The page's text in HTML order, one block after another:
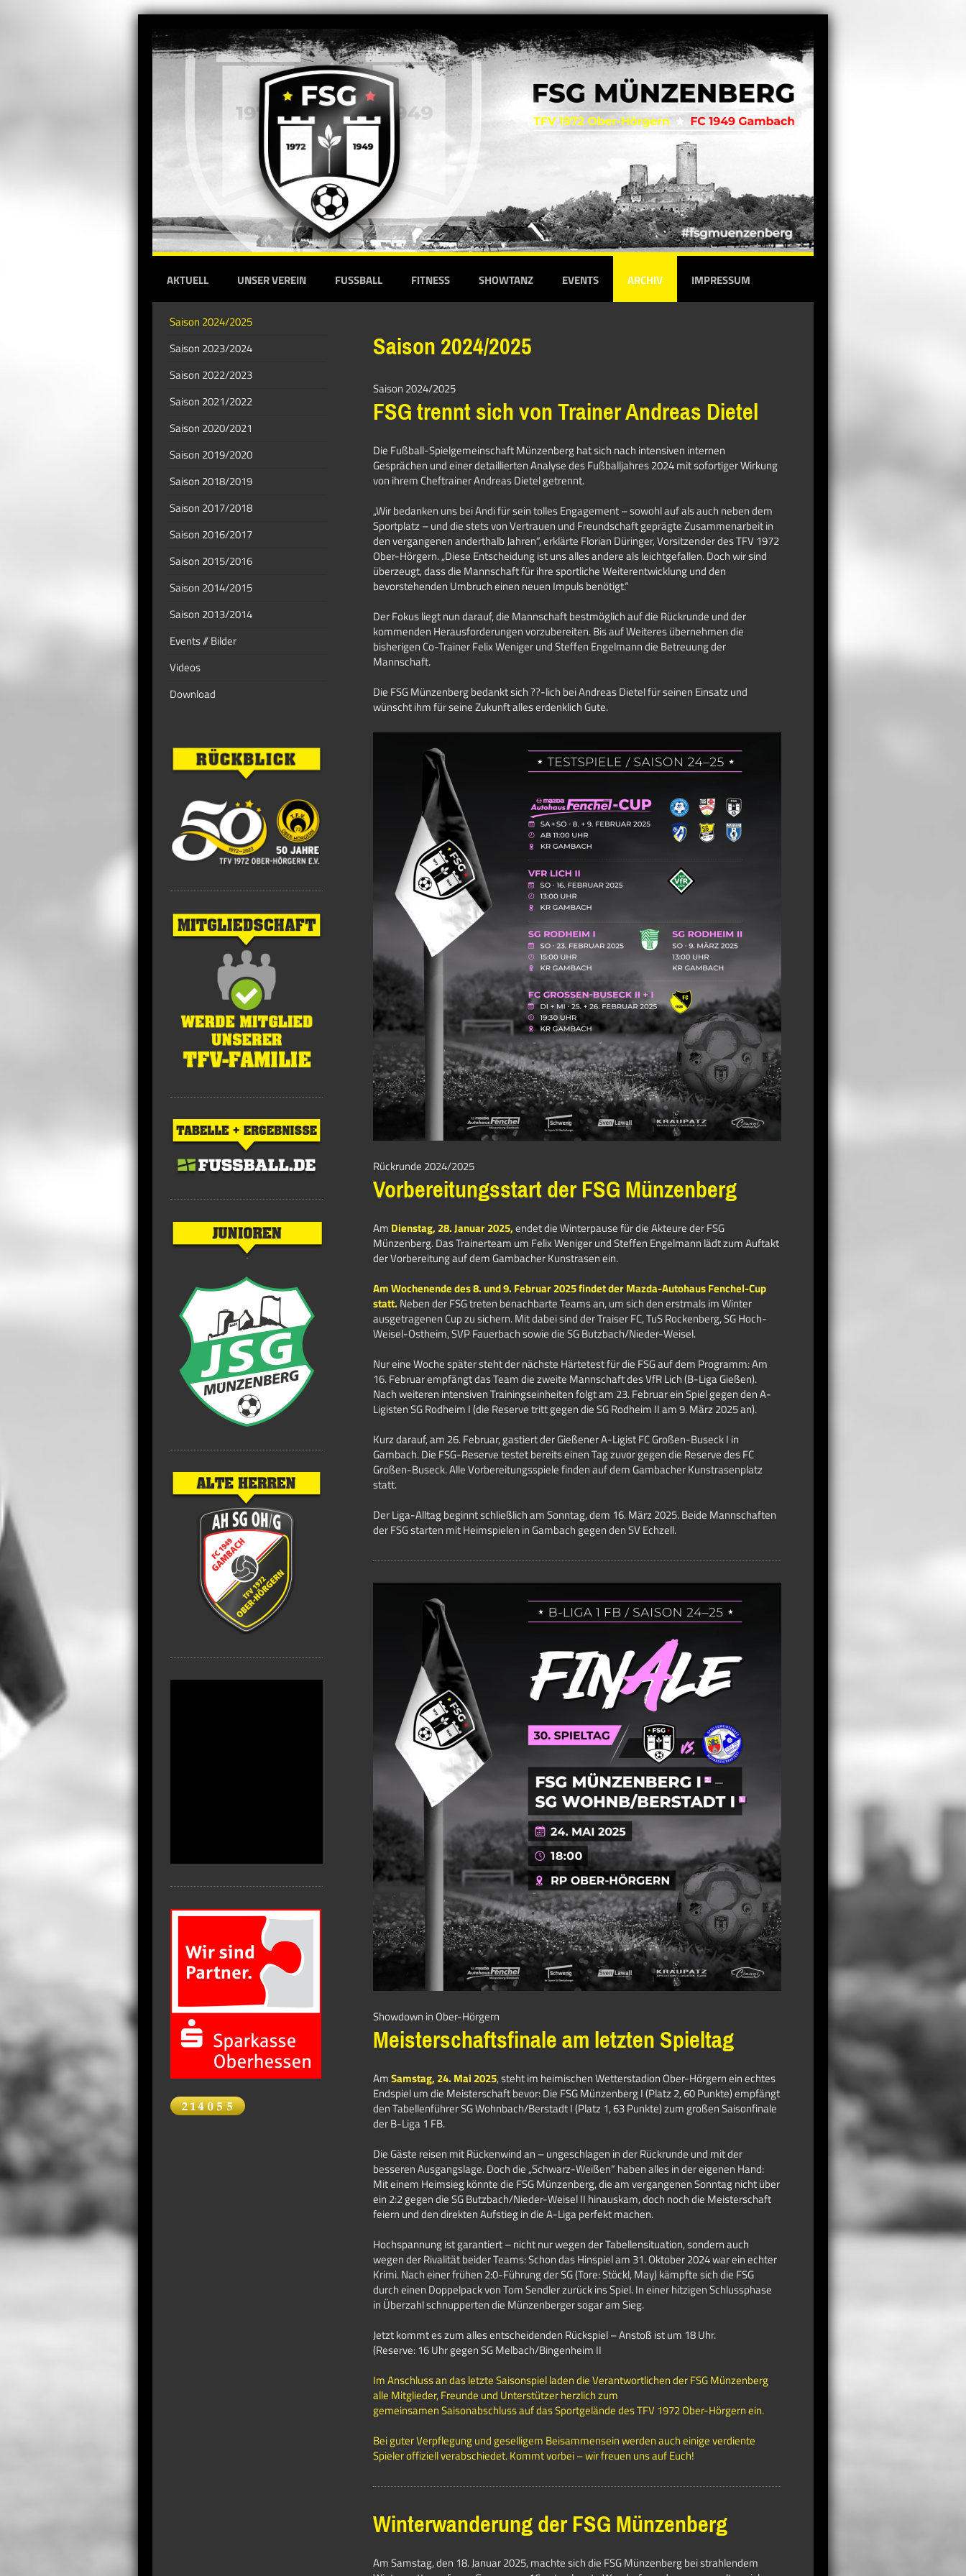
AKTUELL UNSER VEREIN FUSSBALL FITNESS SHOWTANZ EVENTS ARCHIV IMPRESSUM
Saison 2024/2025
Saison 2024/2025
FSG trennt sich von Trainer Andreas Dietel
Die Fußball-Spielgemeinschaft Münzenberg hat sich nach intensiven internen
Gesprächen und einer detaillierten Analyse des Fußballjahres 2024 mit sofortiger Wirkung
von ihrem Cheftrainer Andreas Dietel getrennt.
„Wir bedanken uns bei Andi für sein tolles Engagement – sowohl auf als auch neben dem
Sportplatz – und die stets von Vertrauen und Freundschaft geprägte Zusammenarbeit in
den vergangenen anderthalb Jahren“, erklärte Florian Düringer, Vorsitzender des TFV 1972
Ober-Hörgern. „Diese Entscheidung ist uns alles andere als leichtgefallen. Doch wir sind
überzeugt, dass die Mannschaft für ihre sportliche Weiterentwicklung und den
bevorstehenden Umbruch einen neuen Impuls benötigt.“
Der Fokus liegt nun darauf, die Mannschaft bestmöglich auf die Rückrunde und der
kommenden Herausforderungen vorzubereiten. Bis auf Weiteres übernehmen die
bisherigen Co-Trainer Felix Weniger und Steffen Engelmann die Betreuung der
Mannschaft.
Die FSG Münzenberg bedankt sich ??-lich bei Andreas Dietel für seinen Einsatz und
wünscht ihm für seine Zukunft alles erdenklich Gute.
Rückrunde 2024/2025
Vorbereitungsstart der FSG Münzenberg
Am Dienstag, 28. Januar 2025,endet die Winterpause für die Akteure der FSG
Münzenberg. Das Trainerteam um Felix Weniger und Steffen Engelmann lädt zum Auftakt
der Vorbereitung auf dem Gambacher Kunstrasen ein.
Am Wochenende des 8. und 9. Februar 2025 findet der Mazda-Autohaus Fenchel-Cup
statt. Neben der FSG treten benachbarte Teams an, um sich den erstmals im Winter
ausgetragenen Cup zu sichern. Mit dabei sind der Traiser FC, TuS Rockenberg, SG Hoch-
Weisel-Ostheim, SVP Fauerbach sowie die SG Butzbach/Nieder-Weisel.
Nur eine Woche später steht der nächste Härtetest für die FSG auf dem Programm: Am
16. Februar empfängt das Team die zweite Mannschaft des VfR Lich (B-Liga Gießen).
Nach weiteren intensiven Trainingseinheiten folgt am 23. Februar ein Spiel gegen den A-
Ligisten SG Rodheim I (die Reserve tritt gegen die SG Rodheim II am 9. März 2025 an).
Kurz darauf, am 26. Februar, gastiert der Gießener A-Ligist FC Großen-Buseck I in
Gambach. Die FSG-Reserve testet bereits einen Tag zuvor gegen die Reserve des FC
Großen-Buseck. Alle Vorbereitungsspiele finden auf dem Gambacher Kunstrasenplatz
statt.
Der Liga-Alltag beginnt schließlich am Sonntag, dem 16. März 2025. Beide Mannschaften
der FSG starten mit Heimspielen in Gambach gegen den SV Echzell.
Showdown in Ober-Hörgern
Meisterschaftsfinale am letzten Spieltag
AmSamstag, 24. Mai 2025, steht im heimischen Wetterstadion Ober-Hörgern ein echtes
Endspiel um die Meisterschaft bevor: Die FSG Münzenberg I (Platz 2, 60 Punkte) empfängt
den Tabellenführer SG Wohnbach/Berstadt I (Platz 1, 63 Punkte) zum großen Saisonfinale
der B-Liga 1 FB.
Die Gäste reisen mit Rückenwind an – ungeschlagen in der Rückrunde und mit der
besseren Ausgangslage. Doch die „Schwarz-Weißen“ haben alles in der eigenen Hand:
Mit einem Heimsieg könnte die FSG Münzenberg, die am vergangenen Sonntag nicht über
ein 2:2 gegen die SG Butzbach/Nieder-Weisel II hinauskam, doch noch die Meisterschaft
feiern und den direkten Aufstieg in die A-Liga perfekt machen.
Hochspannung ist garantiert – nicht nur wegen der Tabellensituation, sondern auch
wegen der Rivalität beider Teams: Schon das Hinspiel am 31. Oktober 2024 war ein echter
Krimi. Nach einer frühen 2:0-Führung der SG (Tore: Stöckl, May) kämpfte sich die FSG
durch einen Doppelpack von Tom Sendler zurück ins Spiel. In einer hitzigen Schlussphase
in Überzahl schnupperten die Münzenberger sogar am Sieg.
Jetzt kommt es zum alles entscheidenden Rückspiel – Anstoß ist um 18 Uhr.
(Reserve: 16 Uhr gegen SG Melbach/Bingenheim II
Im Anschluss an das letzte Saisonspiel laden die Verantwortlichen der FSG Münzenberg
alle Mitglieder, Freunde und Unterstützer herzlich zum
gemeinsamen Saisonabschluss auf das Sportgelände des TFV 1972 Ober-Hörgern ein.
Bei guter Verpflegung und geselligem Beisammensein werden auch einige verdiente
Spieler offiziell verabschiedet.Kommt vorbei – wir freuen uns auf Euch!
Winterwanderung der FSG Münzenberg
Am Samstag, den 18. Januar 2025, machte sich die FSG Münzenberg bei strahlendem
Saison 2024/2025
Saison 2023/2024
Saison 2022/2023
Saison 2021/2022
Saison 2020/2021
Saison 2019/2020
Saison 2018/2019
Saison 2017/2018
Saison 2016/2017
Saison 2015/2016
Saison 2014/2015
Saison 2013/2014
Events // Bilder
Videos
Download